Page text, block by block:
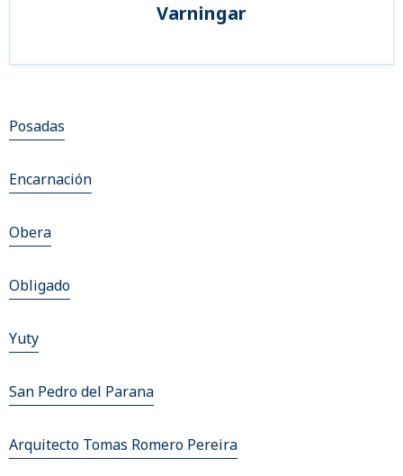
Varningar
Posadas
Encarnación
Obera
Obligado
Yuty
San Pedro del Parana
Arquitecto Tomas Romero Pereira